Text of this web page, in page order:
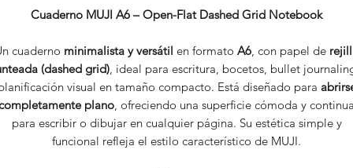
Cuaderno MUJI A6 – Open-Flat Dashed Grid Notebook
cuaderno minimalista y versátil en formato A6, con papel de
(dashed grid), ideal para escritura, bocetos, bullet
visual en tamaño compacto. Está diseñado para
plano, ofreciendo una superficie cómoda y continua
para escribir o dibujar en cualquier página. Su estética simple y
funcional refleja el estilo característico de MUJI.